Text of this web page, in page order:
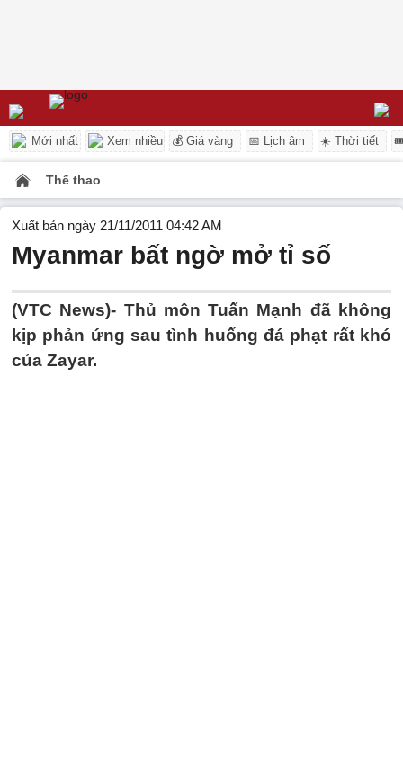
Mới nhất Xem nhiều 💰 Giá vàng 📅 Lịch âm ☀️ Thời tiết
Thể thao
Xuất bản ngày 21/11/2011 04:42 AM
Myanmar bất ngờ mở tỉ số
(VTC News)- Thủ môn Tuấn Mạnh đã không
kịp phản ứng sau tình huống đá phạt rất khó
của Zayar.